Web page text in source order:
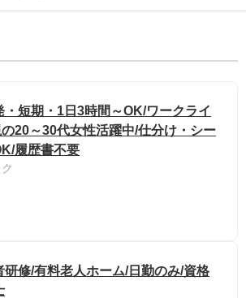
・短期・1日3時間～OK/ワークライ
20～30代女性活躍中/仕分け・シー
履歴書不要
研修/有料老人ホーム/日勤のみ/資格